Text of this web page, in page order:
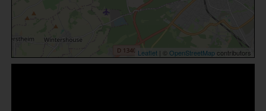
Leaflet| © OpenStreetMapcontributors